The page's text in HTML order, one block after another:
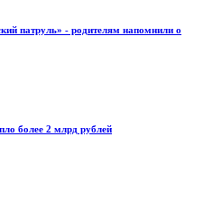
патруль» - родителям напомнили о
более 2 млрд рублей